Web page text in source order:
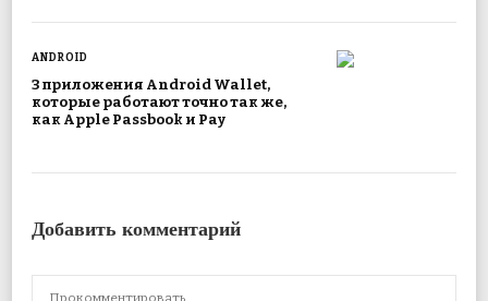
ANDROID
3 приложения Android Wallet,
которые работают точно так же,
как Apple Passbook и Pay
Добавить комментарий